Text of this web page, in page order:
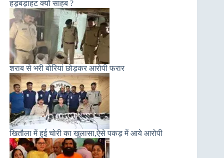
हड़बड़ाहट क्यों साहब ?
शराब से भरी बोरियां छोड़कर आरोपी फरार
खितौला में हुई चोरी का खुलासा,ऐसे पकड़ में आये आरोपी